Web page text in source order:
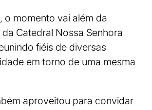
o momento vai além da
Catedral Nossa Senhora
fiéis de diversas
em torno de uma mesma
aproveitou para convidar